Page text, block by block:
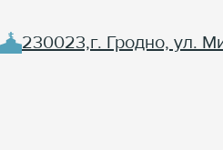
230023,г. Гродно, ул.